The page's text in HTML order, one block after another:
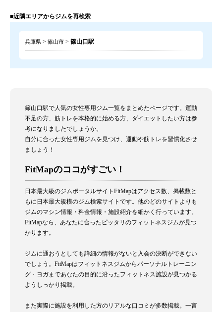
■近隣エリアからジムを再検索
兵庫県 > 篠山市 > 篠山口駅
篠山口駅で人気の女性専用ジム一覧をまとめたページです。運動
不足の方、筋トレを本格的に始める方、ダイエットしたい方は参
考になりましたでしょうか。
自分に合った女性専用ジムを見つけ、運動や筋トレを習慣化させ
ましょう！
FitMapのココがすごい！
日本最大級のジムポータルサイトFitMapはアクセス数、掲載数と
もに日本最大規模のジム検索サイトです。他のどのサイトよりも
ジムのマシン情報・料金情報・施設紹介を細かく行っています。
FitMapなら、あなたに合ったピッタリのフィットネスジムが見つ
かります。
ジムに通おうとしても詳細の情報がないと入会の決断ができない
でしょう。FitMapはフィットネスジムからパーソナルトレーニン
グ・ヨガまであなたの目的に沿ったフィットネス施設が見つかる
ようしっかり掲載。
また実際に施設を利用した方のリアルな口コミが多数掲載。一言